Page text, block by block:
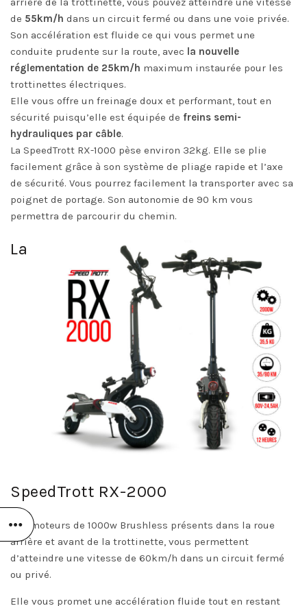
de 55km/h dans un circuit fermé ou dans une voie privée.
Son accélération est fluide ce qui vous permet une
conduite prudente sur la route, avec la nouvelle
réglementation de 25km/h maximum instaurée pour les
trottinettes électriques.
Elle vous offre un freinage doux et performant, tout en
sécurité puisqu’elle est équipée de freins semi-
hydrauliques par câble.
La SpeedTrott RX-1000 pèse environ 32kg. Elle se plie
facilement grâce à son système de pliage rapide et l’axe
de sécurité. Vous pourrez facilement la transporter avec sa
poignet de portage. Son autonomie de 90 km vous
permettra de parcourir du chemin.
La
SpeedTrott RX-2000
Ses moteurs de 1000w Brushless présents dans la roue
arrière et avant de la trottinette, vous permettent
d’atteindre une vitesse de 60km/h dans un circuit fermé
ou privé.
Elle vous promet une accélération fluide tout en restant